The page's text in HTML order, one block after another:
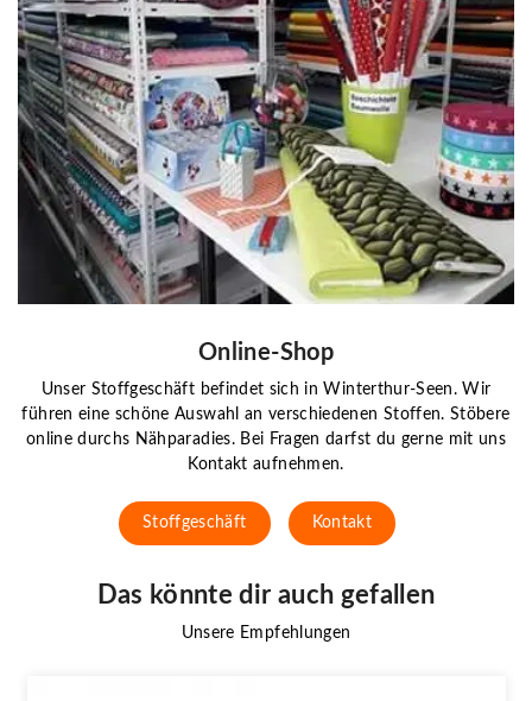
Online-Shop
Unser Stoffgeschäft befindet sich in Winterthur-Seen. Wir
führen eine schöne Auswahl an verschiedenen Stoffen. Stöbere
online durchs Nähparadies. Bei Fragen darfst du gerne mit uns
Kontakt aufnehmen.
Stoffgeschäft Kontakt
Das könnte dir auch gefallen
Unsere Empfehlungen